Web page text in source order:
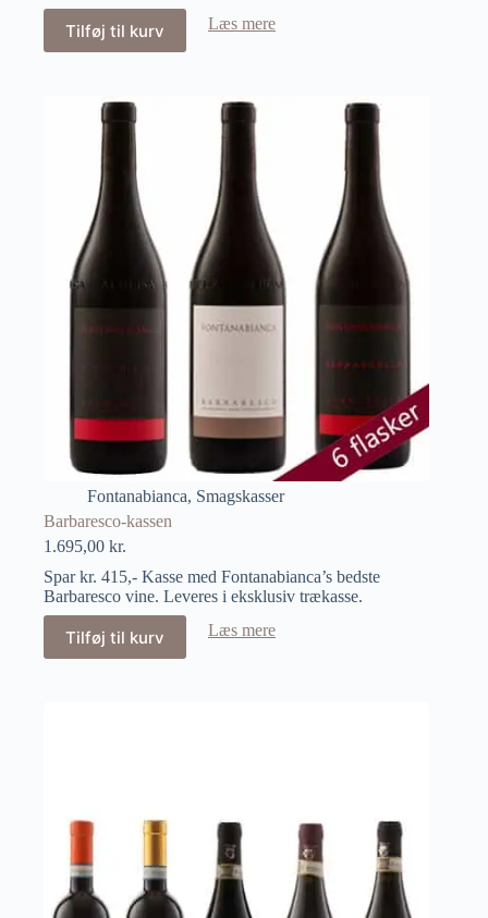
Tilføj til kurv Læs mere
Fontanabianca, Smagskasser
Barbaresco-kassen
1.695,00 kr.
Spar kr. 415,- Kasse med Fontanabianca’s bedste
Barbaresco vine. Leveres i eksklusiv trækasse.
Tilføj til kurv Læs mere